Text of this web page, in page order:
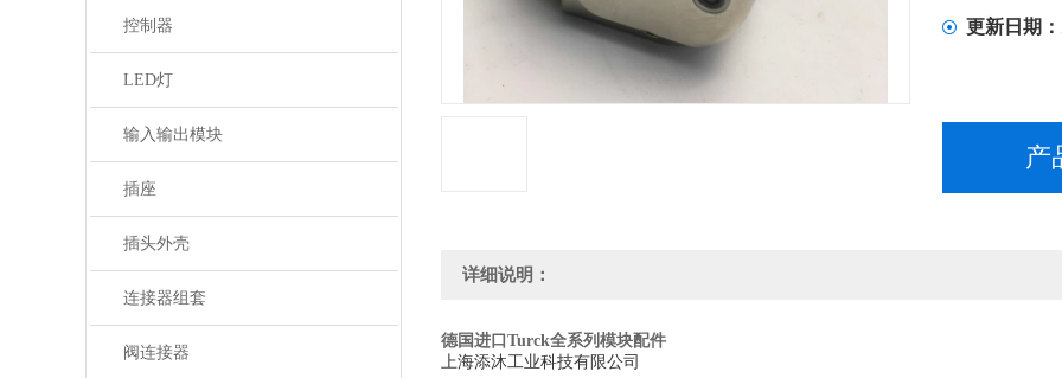
控制器
LED灯
输入输出模块
插座
插头外壳
连接器组套
阀连接器
更新日期：
产
详细说明：
德国进口Turck全系列模块配件
上海添沐工业科技有限公司